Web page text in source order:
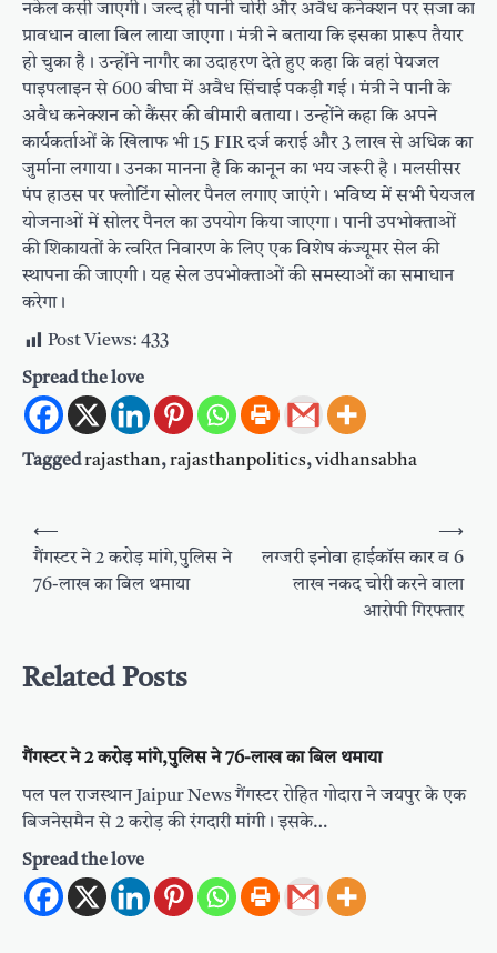
नकेल कसी जाएगी। जल्द ही पानी चोरी और अवैध कनेक्शन पर सजा का
प्रावधान वाला बिल लाया जाएगा। मंत्री ने बताया कि इसका प्रारूप तैयार
हो चुका है। उन्होंने नागौर का उदाहरण देते हुए कहा कि वहां पेयजल
पाइपलाइन से 600 बीघा में अवैध सिंचाई पकड़ी गई। मंत्री ने पानी के
अवैध कनेक्शन को कैंसर की बीमारी बताया। उन्होंने कहा कि अपने
कार्यकर्ताओं के खिलाफ भी 15 FIR दर्ज कराई और 3 लाख से अधिक का
जुर्माना लगाया। उनका मानना है कि कानून का भय जरूरी है। मलसीसर
पंप हाउस पर फ्लोटिंग सोलर पैनल लगाए जाएंगे। भविष्य में सभी पेयजल
योजनाओं में सोलर पैनल का उपयोग किया जाएगा। पानी उपभोक्ताओं
की शिकायतों के त्वरित निवारण के लिए एक विशेष कंज्यूमर सेल की
स्थापना की जाएगी। यह सेल उपभोक्ताओं की समस्याओं का समाधान
करेगा।
Post Views: 433
Spread the love
Taggedrajasthan,rajasthanpolitics,vidhansabha
Post
navigation
⟵
गैंगस्टर ने 2 करोड़ मांगे,पुलिस ने
76-लाख का बिल थमाया
लग्जरी इनोवा हाईकॉस कार व 6
लाख नकद चोरी करने वाला
आरोपी गिरफ्तार
⟶
Related Posts
गैंगस्टर ने 2 करोड़ मांगे,पुलिस ने 76-लाख का बिल थमाया
पल पल राजस्थान Jaipur News गैंगस्टर रोहित गोदारा ने जयपुर के एक
बिजनेसमैन से 2 करोड़ की रंगदारी मांगी। इसके…
Spread the love